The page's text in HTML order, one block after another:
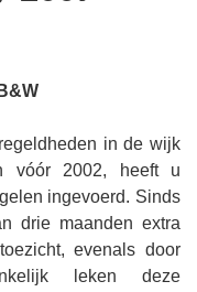
in de wijk
vóór 2002, heeft u
ingevoerd. Sinds
drie maanden extra
evenals door
leken deze